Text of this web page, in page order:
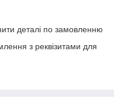
деталі по замовленню
з реквізитами для